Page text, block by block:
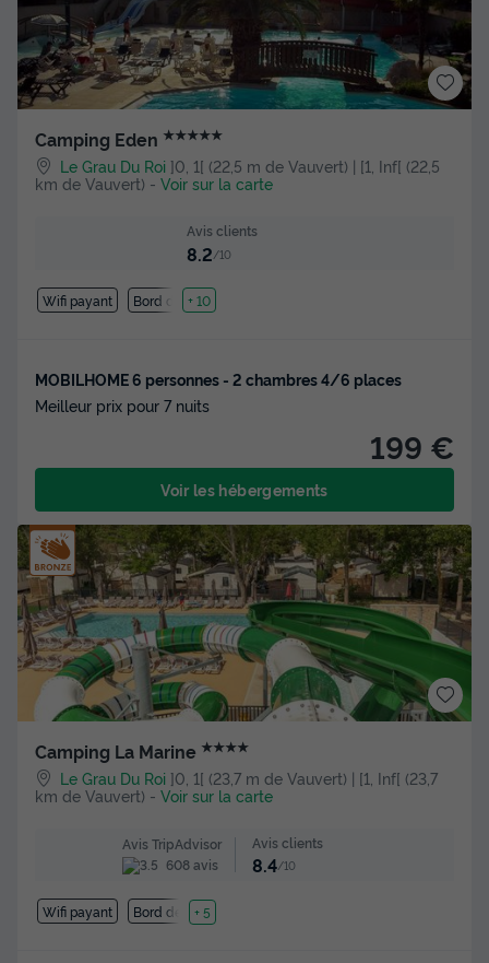
Camping Eden ★★★★★
Le Grau Du Roi ]0, 1[ (22,5 m de Vauvert) | [1, Inf[ (22,5
km de Vauvert) - Voir sur la carte
Avis clients
8.2/10
Wifi payant Bord de mer
+ 10
MOBILHOME 6 personnes - 2 chambres 4/6 places
Meilleur prix pour 7 nuits
199 €
Voir les hébergements
Camping La Marine ★★★★
Le Grau Du Roi ]0, 1[ (23,7 m de Vauvert) | [1, Inf[ (23,7
km de Vauvert) - Voir sur la carte
Avis TripAdvisor
608 avis
Avis clients
8.4/10
Wifi payant Bord de mer
+ 5